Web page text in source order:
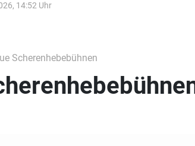
14:52 Uhr
Scherenhebebühnen